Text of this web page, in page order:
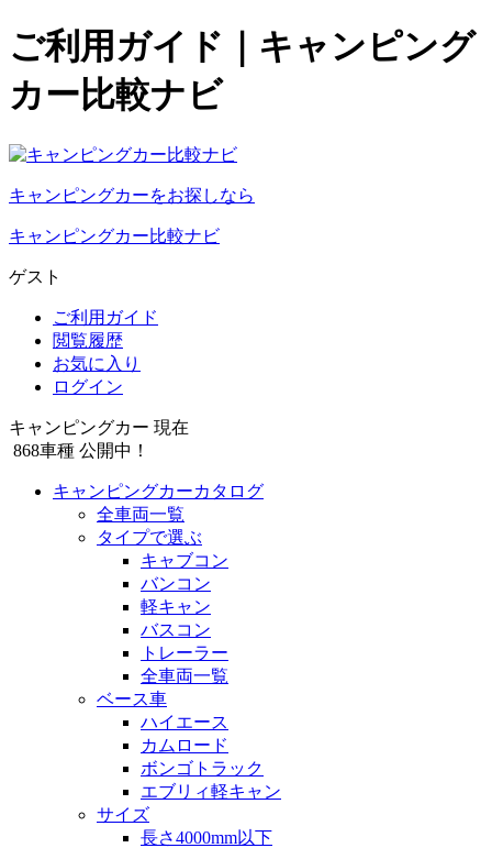
ご利用ガイド｜キャンピング
カー比較ナビ
キャンピングカーをお探しなら
キャンピングカー比較ナビ
ゲスト
ご利用ガイド
閲覧履歴
お気に入り
ログイン
キャンピングカー 現在
868車種 公開中！
キャンピングカーカタログ
全車両一覧
タイプで選ぶ
キャブコン
バンコン
軽キャン
バスコン
トレーラー
全車両一覧
ベース車
ハイエース
カムロード
ボンゴトラック
エブリィ軽キャン
サイズ
長さ4000mm以下